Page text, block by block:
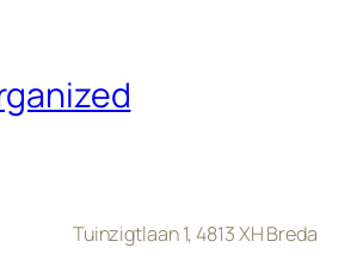
Tuinzigtlaan 1, 4813 XH Breda